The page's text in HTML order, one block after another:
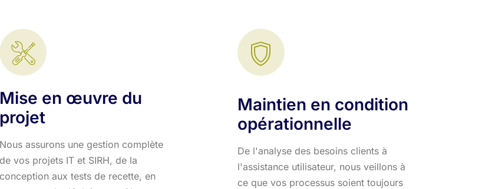
Mise en œuvre du
projet
Nous assurons une gestion complète
de vos projets IT et SIRH, de la
conception aux tests de recette, en
Maintien en condition
opérationnelle
De l'analyse des besoins clients à
l'assistance utilisateur, nous veillons à
ce que vos processus soient toujours